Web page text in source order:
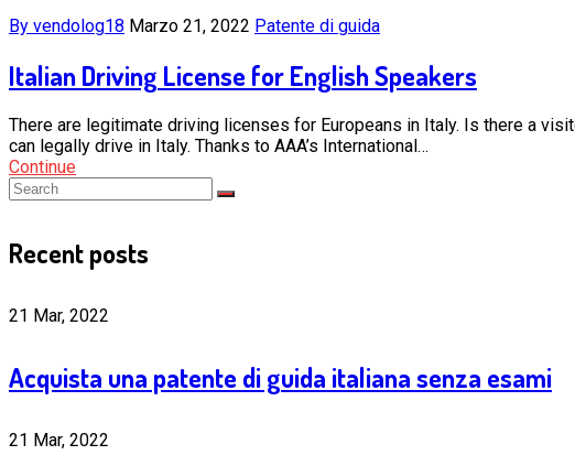
By vendolog18 Marzo 21, 2022 Patente di guida
Italian Driving License for English Speakers
There are legitimate driving licenses for Europeans in Italy. Is there a
can legally drive in Italy. Thanks to AAA’s International…
Continue
Recent posts
21 Mar, 2022
Acquista una patente di guida italiana senza esami
21 Mar, 2022